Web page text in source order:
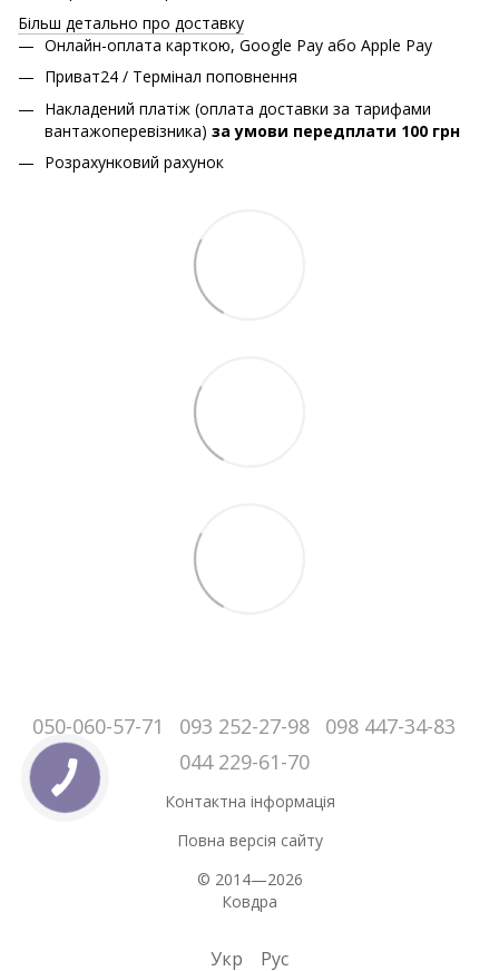
Більш детально про доставку
Онлайн-оплата карткою, Google Pay або Apple Pay
Приват24 / Термінал поповнення
Накладений платіж (оплата доставки за тарифами
вантажоперевізника) за умови передплати 100 грн
Розрахунковий рахунок
050-060-57-71 093 252-27-98
098 447-34-83
044 229-61-70
Контактна інформація
Повна версія сайту
© 2014—2026
Ковдра
Укр Рус